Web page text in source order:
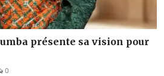
présente sa vision pour
0